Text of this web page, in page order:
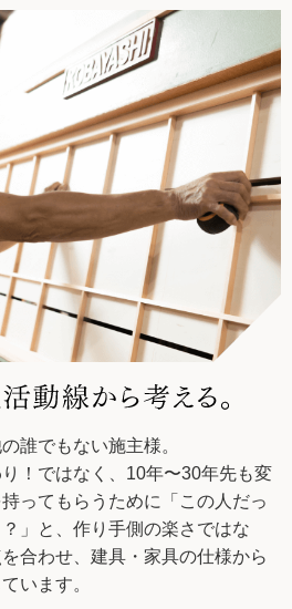
誰でもない施主様。
！ではなく、10年〜30年先も変
ってもらうために「この人だっ
」と、作り手側の楽さではな
合わせ、建具・家具の仕様から
います。